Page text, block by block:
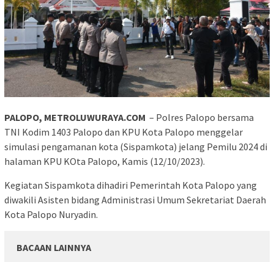
PALOPO, METROLUWURAYA.COM – Polres Palopo bersama
TNI Kodim 1403 Palopo dan KPU Kota Palopo menggelar
simulasi pengamanan kota (Sispamkota) jelang Pemilu 2024 di
halaman KPU KOta Palopo, Kamis (12/10/2023).
Kegiatan Sispamkota dihadiri Pemerintah Kota Palopo yang
diwakili Asisten bidang Administrasi Umum Sekretariat Daerah
Kota Palopo Nuryadin.
BACAAN LAINNYA